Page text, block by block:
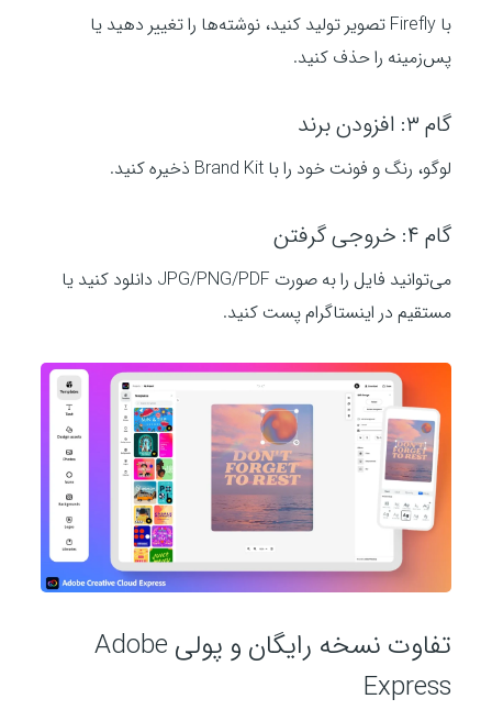
با Firefly تصویر تولید کنید، نوشته‌ها را تغییر دهید یا
پس‌زمینه را حذف کنید.
گام ۳: افزودن برند
لوگو، رنگ و فونت خود را با Brand Kit ذخیره کنید.
گام ۴: خروجی گرفتن
می‌توانید فایل را به صورت JPG/PNG/PDF دانلود کنید یا
مستقیم در اینستاگرام پست کنید.
تفاوت نسخه رایگان و پولی Adobe
Express